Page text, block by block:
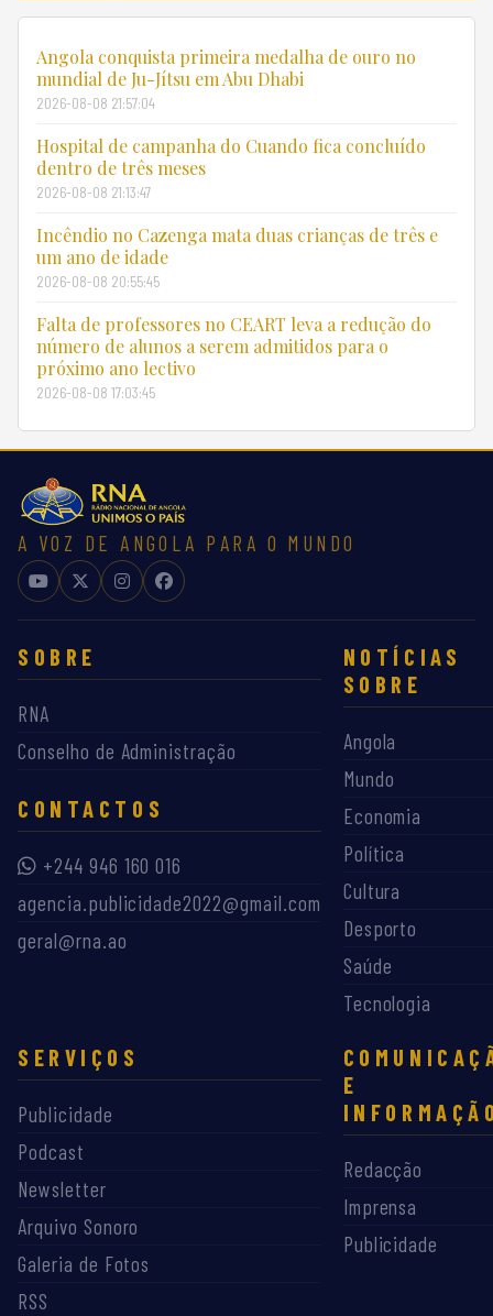
Angola conquista primeira medalha de ouro no
mundial de Ju-Jítsu em Abu Dhabi
2026-08-08 21:57:04
Hospital de campanha do Cuando fica concluído
dentro de três meses
2026-08-08 21:13:47
Incêndio no Cazenga mata duas crianças de três e
um ano de idade
2026-08-08 20:55:45
Falta de professores no CEART leva a redução do
número de alunos a serem admitidos para o
próximo ano lectivo
2026-08-08 17:03:45
A VOZ DE ANGOLA PARA O MUNDO
SOBRE
RNA
Conselho de Administração
CONTACTOS
+244 946 160 016
agencia.publicidade2022@gmail.com
geral@rna.ao
NOTÍCIAS
SOBRE
Angola
Mundo
Economia
Política
Cultura
Desporto
Saúde
Tecnologia
SERVIÇOS
Publicidade
Podcast
Newsletter
Arquivo Sonoro
Galeria de Fotos
RSS
E
Redacção
Imprensa
Publicidade